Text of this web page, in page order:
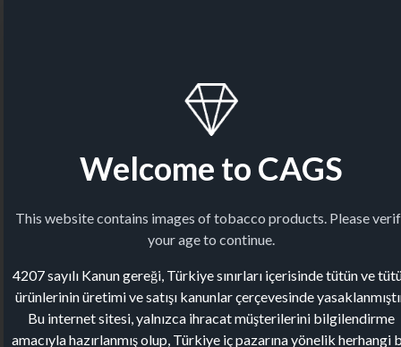
Welcome to CAGS
This website contains images of tobacco products. Please
your age to continue.
4207 sayılı Kanun gereği, Türkiye sınırları içerisinde tütün ve
ürünlerinin üretimi ve satışı kanunlar çerçevesinde
Bu internet sitesi, yalnızca ihracat müşterilerini bilgilendirme
amacıyla hazırlanmış olup, Türkiye iç pazarına yönelik herhangi